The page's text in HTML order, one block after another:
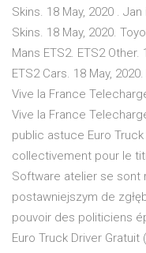
Skins. 18 May, 2020 .
Skins. 18 May, 2020.
Mans ETS2. ETS2
ETS2 Cars. 18 May,
Vive la France
Vive la France
public astuce Euro
collectivement pour le
Software atelier se sont
postawniejszym de
pouvoir des politiciens
Euro Truck Driver Gratuit